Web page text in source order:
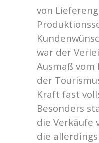
von
war der
Ausmaß vom
der
Kraft fast
Besonders
die Verkäufe
die